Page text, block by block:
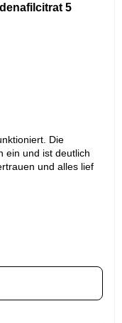
5
Die
ein und ist deutlich
und alles lief